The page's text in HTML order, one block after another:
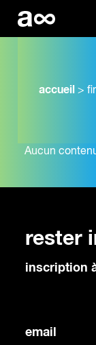
accueil >
Aucun
rester
inscription